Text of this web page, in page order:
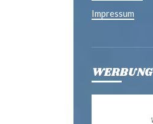
Impressum
WERBUNG